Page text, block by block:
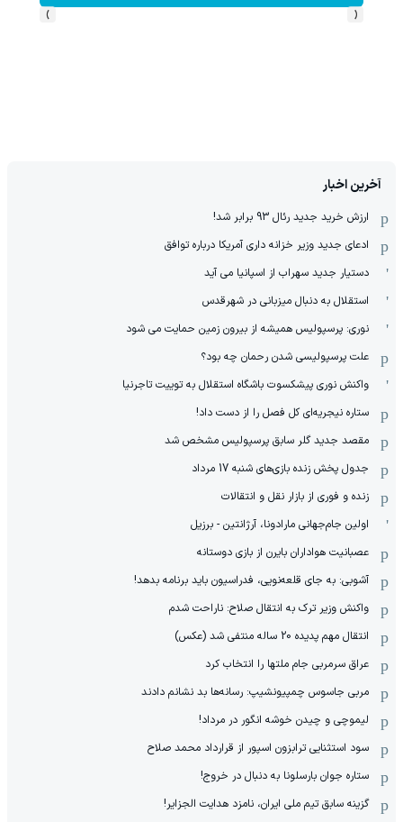
‹
›
آخرین اخبار
ارزش خرید جدید رئال 93 برابر شد!
ادعای جدید وزیر خزانه داری آمریکا درباره توافق
دستیار جدید سهراب از اسپانیا می آید
استقلال به دنبال میزبانی در شهرقدس
نوری: پرسپولیس همیشه از بیرون زمین حمایت می شود
علت پرسپولیسی شدن رحمان چه بود؟
واکنش نوری پیشکسوت باشگاه استقلال به توییت تاجرنیا
ستاره نیجریه‌ای کل فصل را از دست داد!
مقصد جدید گلر سابق پرسپولیس مشخص شد
جدول پخش زنده بازی‌های شنبه 17 مرداد
زنده و فوری از بازار نقل و انتقالات
اولین جام‌جهانی مارادونا، آرژانتین - برزیل
عصبانیت هواداران بایرن از بازی دوستانه
آشوبی: به جای قلعه‌نویی، فدراسیون باید برنامه بدهد!
واکنش وزیر ترک به انتقال صلاح: ناراحت شدم
انتقال مهم پدیده 20 ساله منتفی شد (عکس)
عراق سرمربی جام ملتها را انتخاب کرد
مربی جاسوس چمپیونشیپ: رسانه‌ها بد نشانم دادند
لیموچی و چیدن خوشه انگور در مرداد!
سود استثنایی ترابزون اسپور از قرارداد محمد صلاح
ستاره جوان بارسلونا به دنبال در خروج!
گزینه سابق تیم ملی ایران، نامزد هدایت الجزایر!